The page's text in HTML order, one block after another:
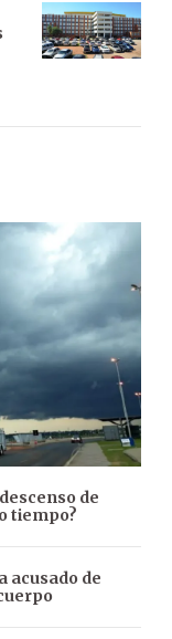
de
tiempo?
acusado de